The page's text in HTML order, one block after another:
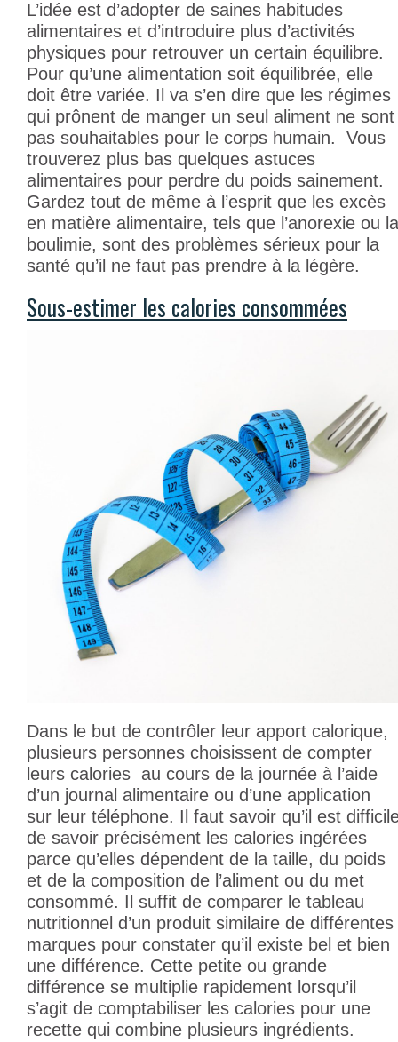
L’idée est d’adopter de saines habitudes
alimentaires et d’introduire plus d’activités
physiques pour retrouver un certain équilibre.
Pour qu’une alimentation soit équilibrée, elle
doit être variée. Il va s’en dire que les régimes
qui prônent de manger un seul aliment ne sont
pas souhaitables pour le corps humain. Vous
trouverez plus bas quelques astuces
alimentaires pour perdre du poids sainement.
Gardez tout de même à l’esprit que les excès
en matière alimentaire, tels que l’anorexie ou la
boulimie, sont des problèmes sérieux pour la
santé qu’il ne faut pas prendre à la légère.
Sous-estimer les calories consommées
Dans le but de contrôler leur apport calorique,
plusieurs personnes choisissent de compter
leurs calories au cours de la journée à l’aide
d’un journal alimentaire ou d’une application
sur leur téléphone. Il faut savoir qu’il est
de savoir précisément les calories ingérées
parce qu’elles dépendent de la taille, du poids
et de la composition de l’aliment ou du met
consommé. Il suffit de comparer le tableau
nutritionnel d’un produit similaire de différentes
marques pour constater qu’il existe bel et bien
une différence. Cette petite ou grande
différence se multiplie rapidement lorsqu’il
s’agit de comptabiliser les calories pour une
recette qui combine plusieurs ingrédients.